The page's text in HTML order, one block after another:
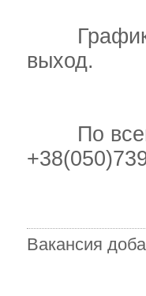
График
выход.
По всем
Вакансия